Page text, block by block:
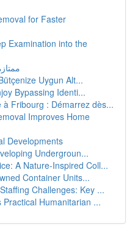
for Faster
Examination into the
Uygun Alt...
Bypassing Identi...
Fribourg : Démarrez dès...
Improves Home
Developments
Undergroun...
A Nature-Inspired Coll...
Container Units...
Challenges: Key ...
Humanitarian ...